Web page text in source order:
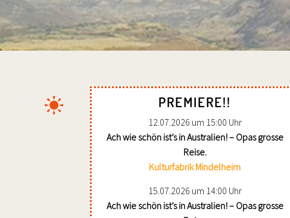
PREMIERE!!
12.07.2026 um 15:00 Uhr
Ach wie schön ist’s in Australien! – Opas grosse
Reise.
Kulturfabrik Mindelheim
15.07.2026 um 14:00 Uhr
Ach wie schön ist’s in Australien! – Opas grosse